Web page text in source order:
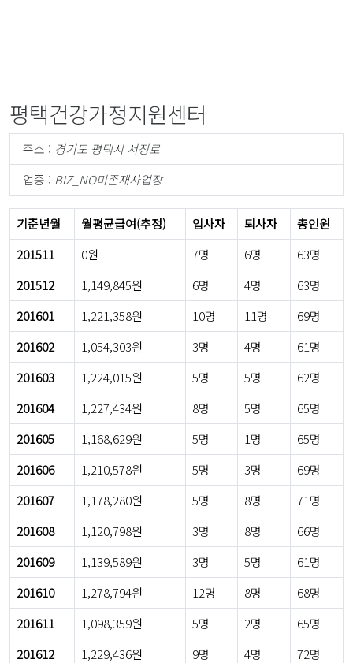
평택건강가정지원센터
주소 : 경기도 평택시 서정로
업종 : BIZ_NO미존재사업장
기준년월 월평균급여(추정) 입사자 퇴사자
총인원
201511
0원 7명 6명
63명
201512
1,149,845원 6명 4명
63명
201601
1,221,358원 10명 11명
69명
201602
1,054,303원 3명 4명
61명
201603
1,224,015원 5명 5명
62명
201604
1,227,434원 8명 5명
65명
201605
1,168,629원 5명 1명
65명
201606
1,210,578원 5명 3명
69명
201607
1,178,280원 5명 8명
71명
201608
1,120,798원 3명 8명
66명
201609
1,139,589원 3명 5명
61명
201610
1,278,794원 12명 8명
68명
201611
1,098,359원 5명 2명
65명
201612
1,229,436원 9명 4명
72명